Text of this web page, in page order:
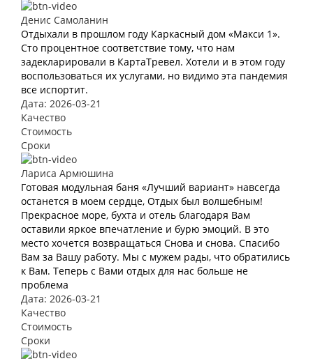
Денис Самоланин
Отдыхали в прошлом году Каркасный дом «Макси 1».
Сто процентное соответствие тому, что нам
задекларировали в КартаТревел. Хотели и в этом году
воспользоваться их услугами, но видимо эта пандемия
все испортит.
Дата: 2026-03-21
Качество
Стоимость
Сроки
Лариса Армюшина
Готовая модульная баня «Лучший вариант» навсегда
останется в моем сердце, Отдых был волшебным!
Прекрасное море, бухта и отель благодаря Вам
оставили яркое впечатление и бурю эмоций. В это
место хочется возвращаться Снова и снова. Спасибо
Вам за Вашу работу. Мы с мужем рады, что обратились
к Вам. Теперь с Вами отдых для нас больше не
проблема
Дата: 2026-03-21
Качество
Стоимость
Сроки